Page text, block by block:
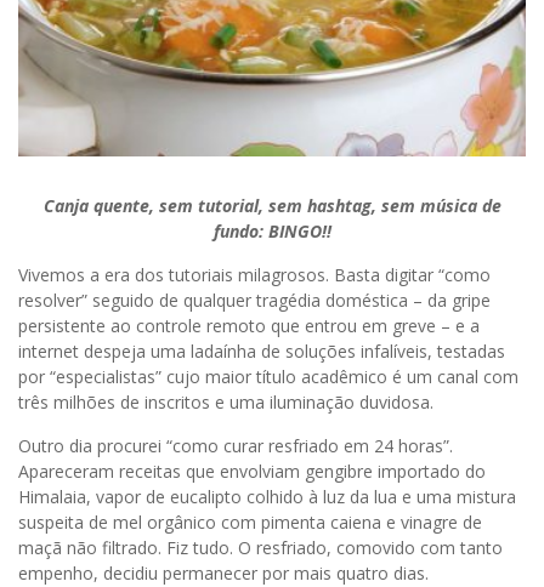
Canja quente, sem tutorial, sem hashtag, sem música de
fundo: BINGO!!
Vivemos a era dos tutoriais milagrosos. Basta digitar “como
resolver” seguido de qualquer tragédia doméstica – da gripe
persistente ao controle remoto que entrou em greve – e a
internet despeja uma ladaínha de soluções infalíveis, testadas
por “especialistas” cujo maior título acadêmico é um canal com
três milhões de inscritos e uma iluminação duvidosa.
Outro dia procurei “como curar resfriado em 24 horas”.
Apareceram receitas que envolviam gengibre importado do
Himalaia, vapor de eucalipto colhido à luz da lua e uma mistura
suspeita de mel orgânico com pimenta caiena e vinagre de
maçã não filtrado. Fiz tudo. O resfriado, comovido com tanto
empenho, decidiu permanecer por mais quatro dias.